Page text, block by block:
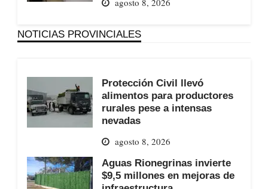
agosto 8, 2026
NOTICIAS PROVINCIALES
Protección Civil llevó
alimentos para productores
rurales pese a intensas
nevadas
agosto 8, 2026
Aguas Rionegrinas invierte
$9,5 millones en mejoras de